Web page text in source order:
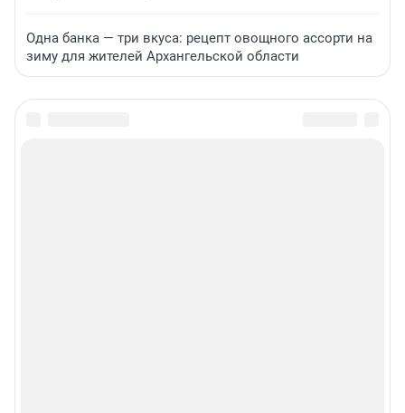
Одна банка — три вкуса: рецепт овощного ассорти на
зиму для жителей Архангельской области